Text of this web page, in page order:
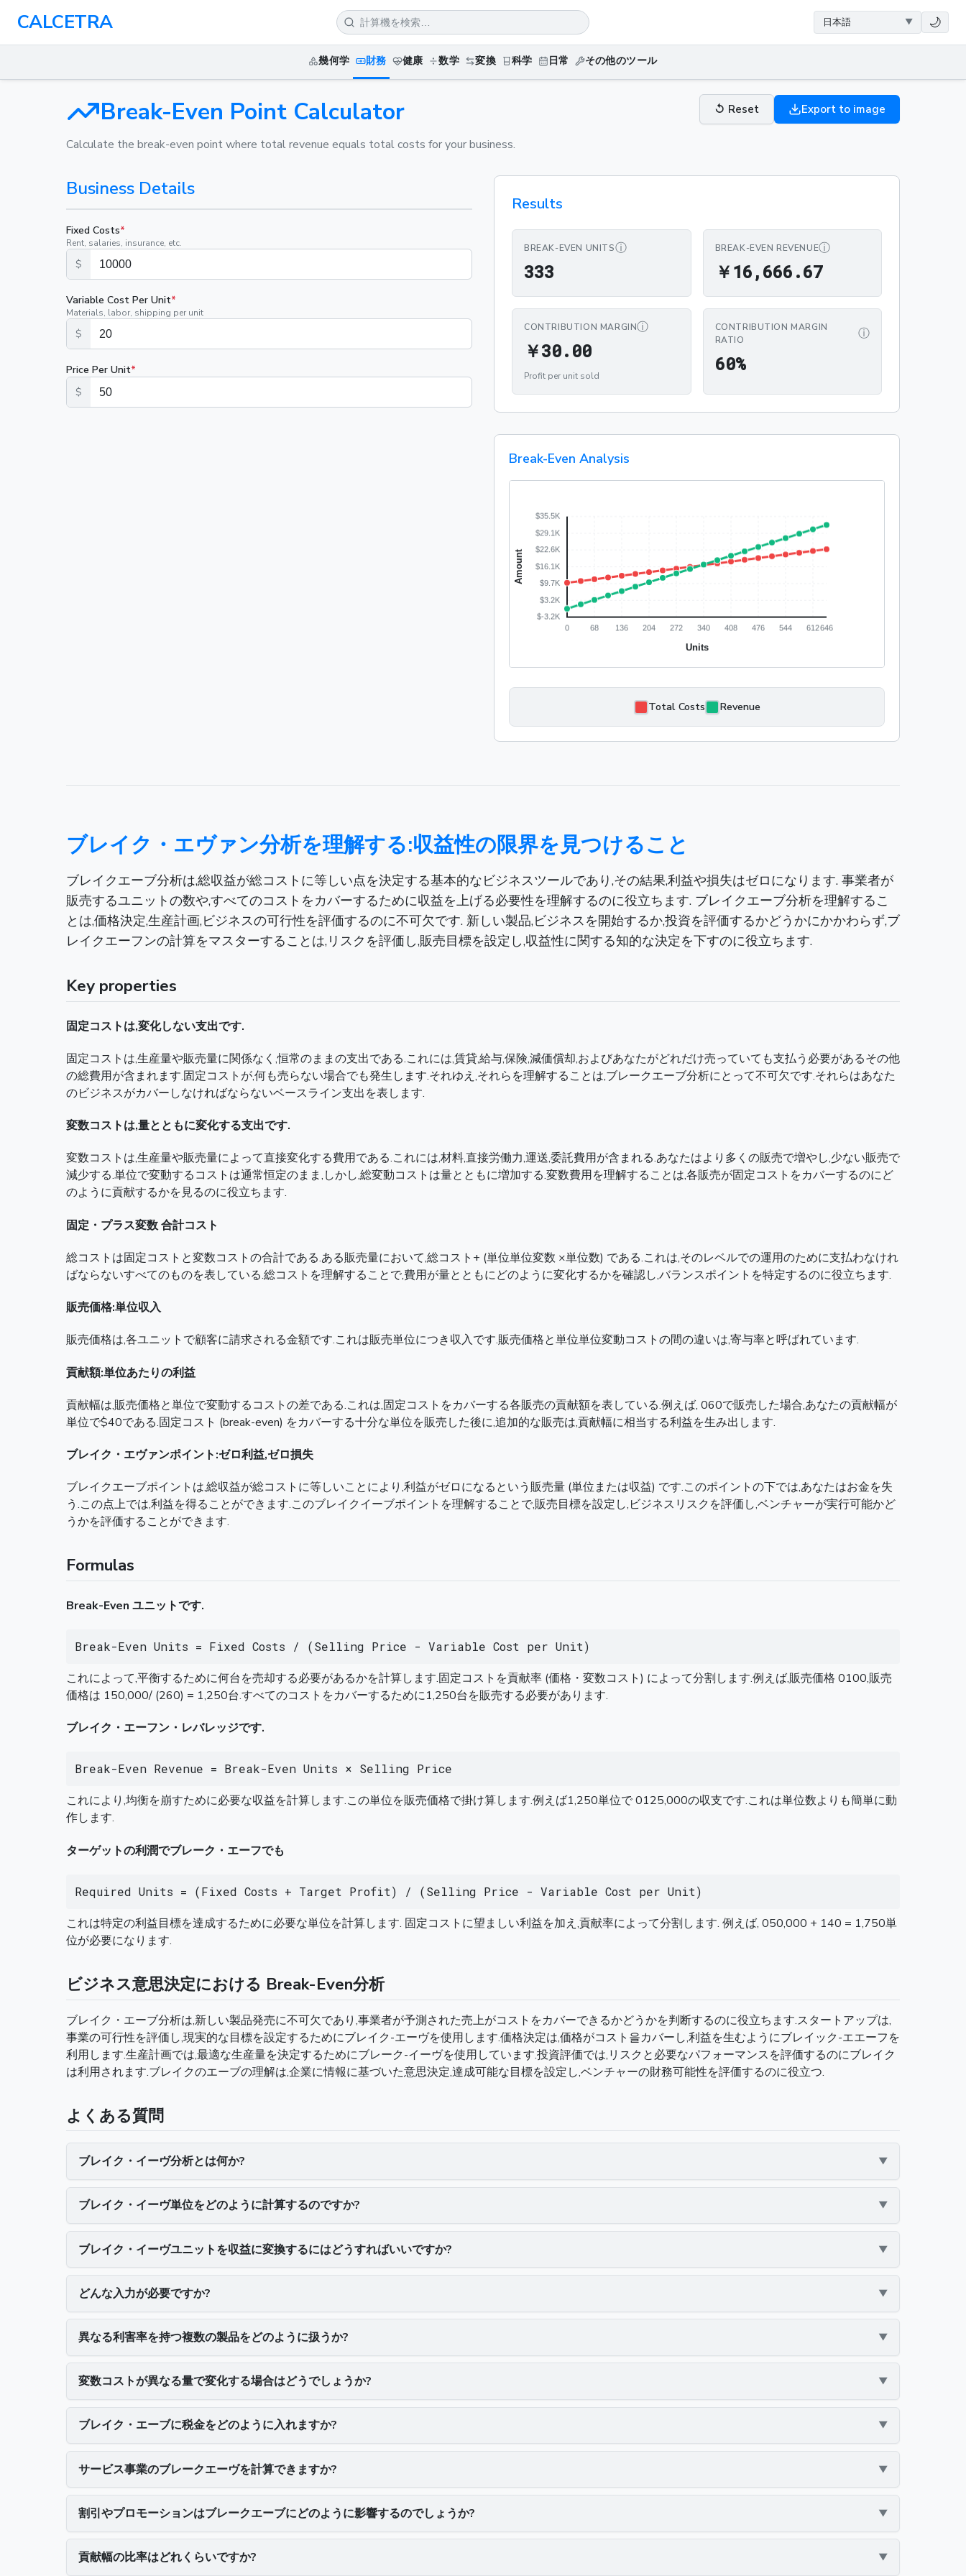
CALCETRA 🌙
幾何学 財務 健康 数学 変換 科学 日常 その他のツール
Break-Even Point Calculator
Calculate the break-even point where total revenue equals total costs for your business.
↺ Reset Export to image
Business Details
Fixed Costs*
Rent, salaries, insurance, etc.
$
Variable Cost Per Unit*
Materials, labor, shipping per unit
$
Price Per Unit*
$
Results
BREAK-EVEN UNITSⓘ
333
BREAK-EVEN REVENUEⓘ
￥16,666.67￥16,666.67
CONTRIBUTION MARGINⓘ
￥30.00￥30.00
Profit per unit sold
CONTRIBUTION MARGIN
RATIO
ⓘ
60%60%
Break-Even Analysis
Total Costs Revenue
ブレイク・エヴァン分析を理解する:収益性の限界を見つけること
ブレイクエーブ分析は,総収益が総コストに等しい点を決定する基本的なビジネスツールであり,その結果,利益や損失はゼロになります. 事業者が
販売するユニットの数や,すべてのコストをカバーするために収益を上げる必要性を理解するのに役立ちます. ブレイクエーブ分析を理解するこ
とは,価格決定,生産計画,ビジネスの可行性を評価するのに不可欠です. 新しい製品,ビジネスを開始するか,投資を評価するかどうかにかかわらず,ブ
レイクエーフンの計算をマスターすることは,リスクを評価し,販売目標を設定し,収益性に関する知的な決定を下すのに役立ちます.
Key properties
固定コストは,変化しない支出です.
固定コストは,生産量や販売量に関係なく,恒常のままの支出である.これには,賃貸,給与,保険,減価償却,およびあなたがどれだけ売っていても支払う必要があるその他
の総費用が含まれます.固定コストが,何も売らない場合でも発生します.それゆえ,それらを理解することは,ブレークエーブ分析にとって不可欠です.それらはあなた
のビジネスがカバーしなければならないベースライン支出を表します.
変数コストは,量とともに変化する支出です.
変数コストは,生産量や販売量によって直接変化する費用である.これには,材料,直接労働力,運送,委託費用が含まれる.あなたはより多くの販売で増やし,少ない販売で
減少する.単位で変動するコストは通常恒定のまま,しかし,総変動コストは量とともに増加する.変数費用を理解することは,各販売が固定コストをカバーするのにど
のように貢献するかを見るのに役立ちます.
固定・プラス変数 合計コスト
総コストは固定コストと変数コストの合計である.ある販売量において,総コスト+ (単位単位変数 ×単位数) である.これは,そのレベルでの運用のために支払わなけれ
ばならないすべてのものを表している.総コストを理解することで,費用が量とともにどのように変化するかを確認し,バランスポイントを特定するのに役立ちます.
販売価格:単位収入
販売価格は,各ユニットで顧客に請求される金額です.これは販売単位につき収入です.販売価格と単位単位変動コストの間の違いは,寄与率と呼ばれています.
貢献額:単位あたりの利益
貢献幅は,販売価格と単位で変動するコストの差である.これは,固定コストをカバーする各販売の貢献額を表している.例えば, 060で販売した場合,あなたの貢献幅が
単位で$40である.固定コスト (break-even) をカバーする十分な単位を販売した後に,追加的な販売は,貢献幅に相当する利益を生み出します.
ブレイク・エヴァンポイント:ゼロ利益,ゼロ損失
ブレイクエーブポイントは,総収益が総コストに等しいことにより,利益がゼロになるという販売量 (単位または収益) です.このポイントの下では,あなたはお金を失
う.この点上では,利益を得ることができます.このブレイクイーブポイントを理解することで,販売目標を設定し,ビジネスリスクを評価し,ベンチャーが実行可能かど
うかを評価することができます.
Formulas
Break-Even ユニットです.
Break-Even Units = Fixed Costs / (Selling Price - Variable Cost per Unit)
これによって,平衡するために何台を売却する必要があるかを計算します.固定コストを貢献率 (価格・変数コスト) によって分割します.例えば,販売価格 0100,販売
価格は 150,000/ (260) = 1,250台.すべてのコストをカバーするために1,250台を販売する必要があります.
ブレイク・エーフン・レバレッジです.
Break-Even Revenue = Break-Even Units × Selling Price
これにより,均衡を崩すために必要な収益を計算します.この単位を販売価格で掛け算します.例えば1,250単位で 0125,000の収支です.これは単位数よりも簡単に動
作します.
ターゲットの利潤でブレーク・エーフでも
Required Units = (Fixed Costs + Target Profit) / (Selling Price - Variable Cost per Unit)
これは特定の利益目標を達成するために必要な単位を計算します. 固定コストに望ましい利益を加え,貢献率によって分割します. 例えば, 050,000 + 140 = 1,750単
位が必要になります.
ビジネス意思決定における Break-Even分析
ブレイク・エーブ分析は,新しい製品発売に不可欠であり,事業者が予測された売上がコストをカバーできるかどうかを判断するのに役立ちます.スタートアップは,
事業の可行性を評価し,現実的な目標を設定するためにブレイク-エーヴを使用します.価格決定は,価格がコスト을カバーし,利益を生むようにブレイック-エエーフを
利用します.生産計画では,最適な生産量を決定するためにブレーク-イーヴを使用しています.投資評価では,リスクと必要なパフォーマンスを評価するのにブレイク
は利用されます.ブレイクのエーブの理解は,企業に情報に基づいた意思決定,達成可能な目標を設定し,ベンチャーの財務可能性を評価するのに役立つ.
よくある質問
ブレイク・イーヴ分析とは何か?
ブレイク・イーヴ単位をどのように計算するのですか?
ブレイク・イーヴユニットを収益に変換するにはどうすればいいですか?
どんな入力が必要ですか?
異なる利害率を持つ複数の製品をどのように扱うか?
変数コストが異なる量で変化する場合はどうでしょうか?
ブレイク・エーブに税金をどのように入れますか?
サービス事業のブレークエーヴを計算できますか?
割引やプロモーションはブレークエーブにどのように影響するのでしょうか?
貢献幅の比率はどれくらいですか?